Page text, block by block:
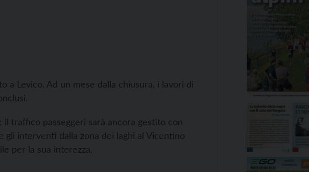
a Levico. Ad un mese dalla chiusura, i lavori di
traffico passeggeri sarà ancora gestito con
gli interventi dalla zona dei laghi al Vicentino
per la sua interezza.